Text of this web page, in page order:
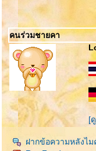
คนร่วมชายคา
[
ฝากข้อความหลังไม